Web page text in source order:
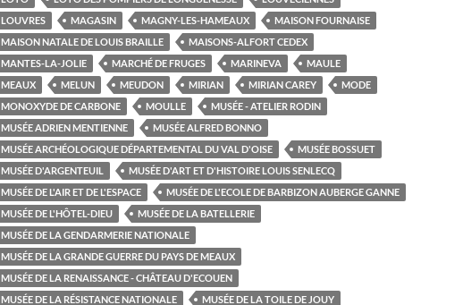
LOUVRES
MAGASIN MAGNY-LES-HAMEAUX
MAISON FOURNAISE
MAISON NATALE DE LOUIS BRAILLE
MAISONS-ALFORT CEDEX
MANTES-LA-JOLIE
MARCHÉ DE FRUGES MARINEVA
MAULE
MEAUX
MELUN MEUDON MIRIAN MIRIAN CAREY
MODE
MONOXYDE DE CARBONE
MOULLE
MUSÉE - ATELIER RODIN
MUSÉE ADRIEN MENTIENNE
MUSÉE ALFRED BONNO
MUSÉE ARCHÉOLOGIQUE DÉPARTEMENTAL DU VAL D'OISE
MUSÉE BOSSUET
MUSÉE D'ARGENTEUIL
MUSÉE D'ART ET D'HISTOIRE LOUIS SENLECQ
MUSÉE DE L'AIR ET DE L'ESPACE
MUSÉE DE L'ECOLE DE BARBIZON AUBERGE GANNE
MUSÉE DE L'HÔTEL-DIEU
MUSÉE DE LA BATELLERIE
MUSÉE DE LA GENDARMERIE NATIONALE
MUSÉE DE LA GRANDE GUERRE DU PAYS DE MEAUX
MUSÉE DE LA RENAISSANCE - CHÂTEAU D'ECOUEN
MUSÉE DE LA RÉSISTANCE NATIONALE
MUSÉE DE LA TOILE DE JOUY